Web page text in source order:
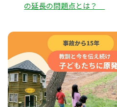
の延長の問題点とは？